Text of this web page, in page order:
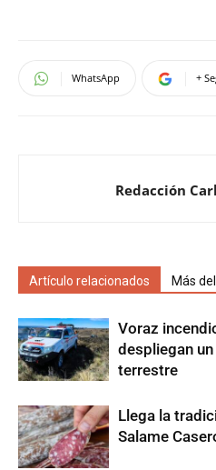
WhatsApp +
Redacción
Artículo relacionados Más
Voraz
despliegan
terrestre
Llega la
Salame